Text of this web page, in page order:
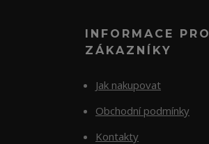
INFORMACE PRO
ZÁKAZNÍKY
Jak nakupovat
Obchodní podmínky
Kontakty